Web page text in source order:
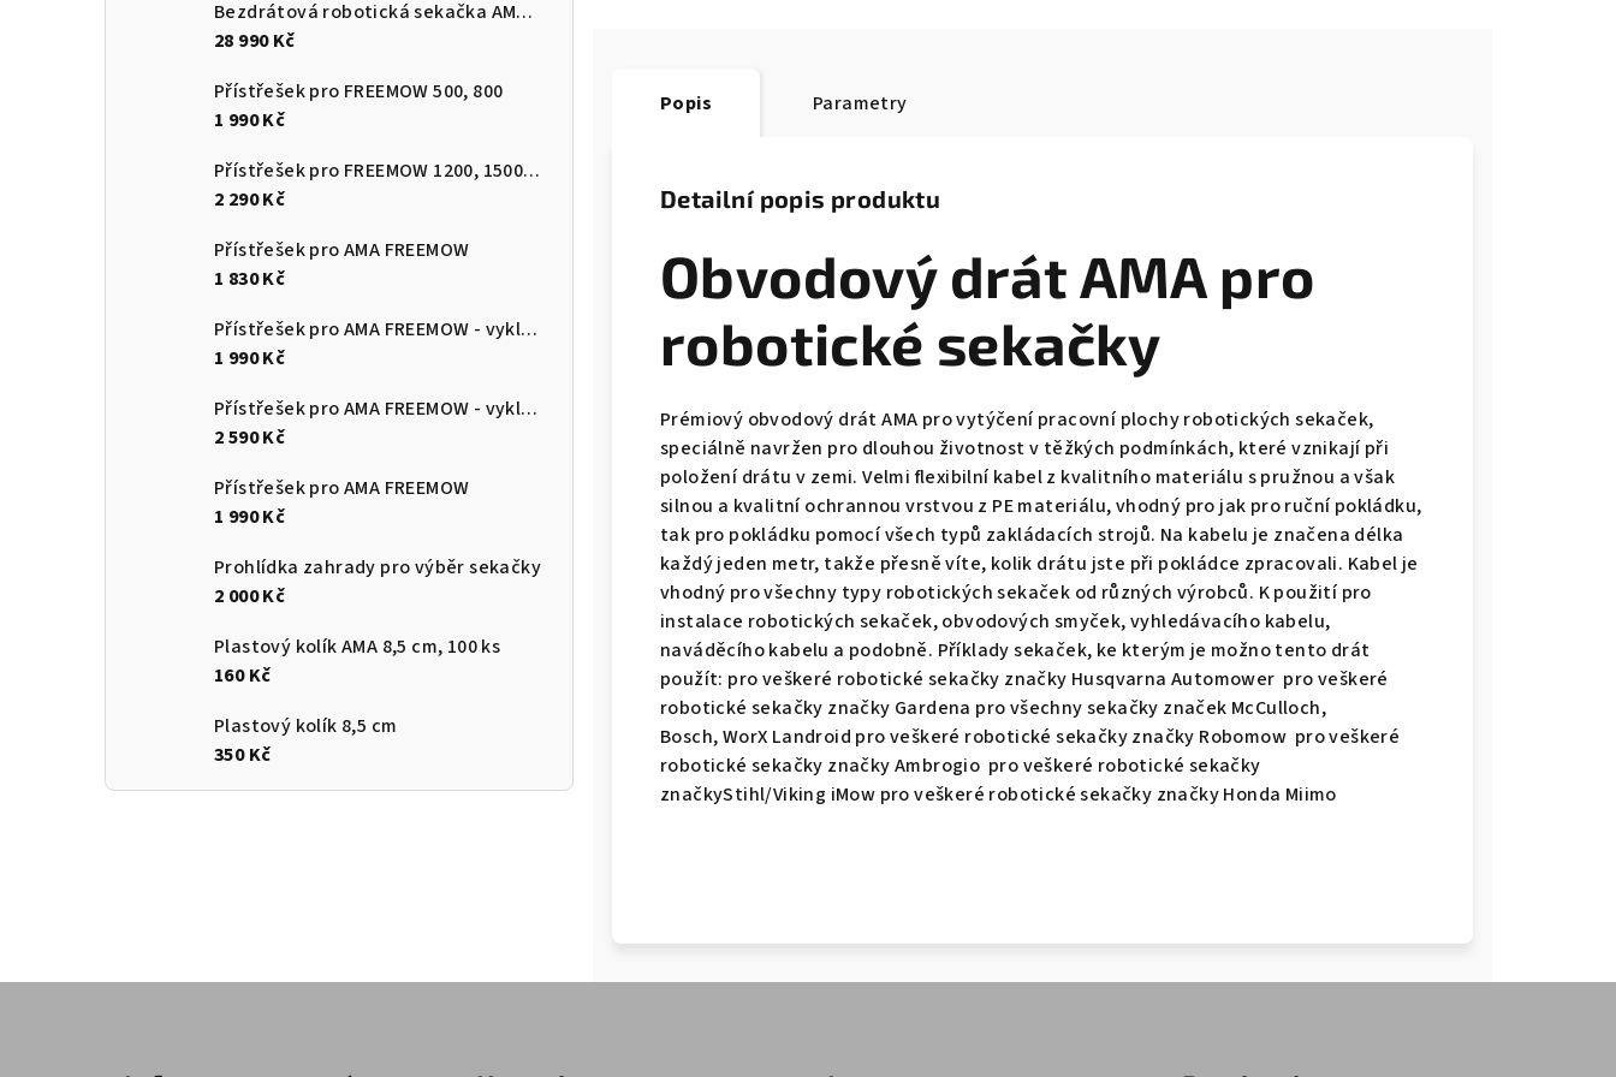
Bezdrátová robotická sekačka AMA FREEMOW RBA501V
28 990 Kč
Přístřešek pro FREEMOW 500, 800
1 990 Kč
Přístřešek pro FREEMOW 1200, 1500, 2000
2 290 Kč
Přístřešek pro AMA FREEMOW
1 830 Kč
Přístřešek pro AMA FREEMOW - vyklápěcí
1 990 Kč
Přístřešek pro AMA FREEMOW - vyklápěcí
2 590 Kč
Přístřešek pro AMA FREEMOW
1 990 Kč
Prohlídka zahrady pro výběr sekačky
2 000 Kč
Plastový kolík AMA 8,5 cm, 100 ks
160 Kč
Plastový kolík 8,5 cm
350 Kč
Popis Parametry
Detailní popis produktu
Obvodový drát AMA pro
robotické sekačky
Prémiový obvodový drát AMA pro vytýčení pracovní plochy robotických sekaček,
speciálně navržen pro dlouhou životnost v těžkých podmínkách, které vznikají při
položení drátu v zemi. Velmi flexibilní kabel z kvalitního materiálu s pružnou a však
silnou a kvalitní ochrannou vrstvou z PE materiálu, vhodný pro jak pro ruční pokládku,
tak pro pokládku pomocí všech typů zakládacích strojů. Na kabelu je značena délka
každý jeden metr, takže přesně víte, kolik drátu jste při pokládce zpracovali. Kabel je
vhodný pro všechny typy robotických sekaček od různých výrobců. K použití pro
instalace robotických sekaček, obvodových smyček, vyhledávacího kabelu,
naváděcího kabelu a podobně. Příklady sekaček, ke kterým je možno tento drát
použít: pro veškeré robotické sekačky značky Husqvarna Automower pro veškeré
robotické sekačky značky Gardena pro všechny sekačky značek McCulloch,
Bosch, WorX Landroid pro veškeré robotické sekačky značky Robomow pro veškeré
robotické sekačky značky Ambrogio pro veškeré robotické sekačky
značkyStihl/Viking iMow pro veškeré robotické sekačky značky Honda Miimo